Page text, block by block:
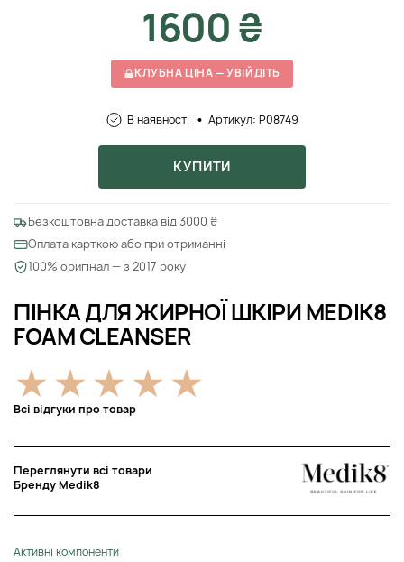
ПІНКА ДЛЯ ЖИРНОЇ ШКІРИ MEDIK8
FOAM CLEANSER
Всі відгуки про товар
Переглянути всі товари
Бренду Medik8
Активні компоненти
1600 ₴
КЛУБНА ЦІНА — УВІЙДІТЬ
В наявності Артикул: P08749
КУПИТИ
Безкоштовна доставка від 3000 ₴
Оплата карткою або при отриманні
100% оригінал — з 2017 року